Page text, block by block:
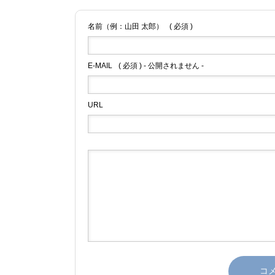
名前（例：山田 太郎） ( 必須 )
E-MAIL ( 必須 ) - 公開されません -
URL
HOME